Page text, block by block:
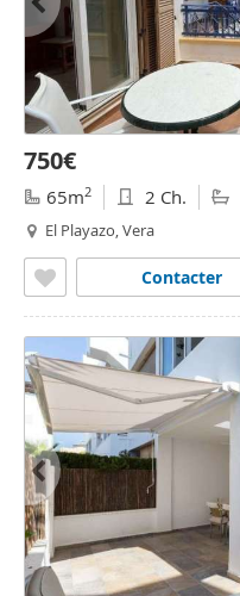
750€
65m2 2 Ch.
El Playazo, Vera
Contacter